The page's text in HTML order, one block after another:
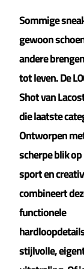
Sommige
gewoon
andere
tot leven. De
Shot van
die laatste
Ontworpen
scherpe blik
sport en
combineert
functionele
stijlvolle,